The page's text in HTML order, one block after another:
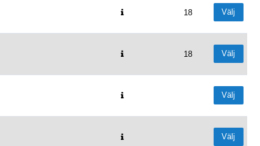
18 Välj
18 Välj
Välj
Välj